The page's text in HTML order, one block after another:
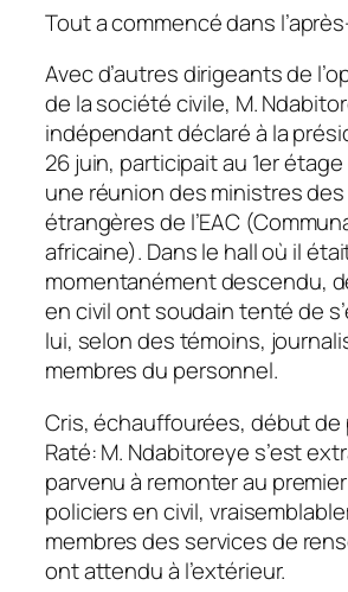
Tout a commencé dans
Avec d’autres dirigeants de
de la société civile, M.
indépendant déclaré à la
26 juin, participait au 1er étage
une réunion des ministres
étrangères de l’EAC
africaine). Dans le hall où il
momentanément descendu,
en civil ont soudain tenté de
lui, selon des témoins,
membres du personnel.
Cris, échauffourées, début de
Raté: M. Ndabitoreye s’est
parvenu à remonter au
policiers en civil,
membres des services de
ont attendu à l’extérieur.